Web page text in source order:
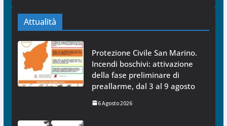
Attualità
Protezione Civile San Marino.
Incendi boschivi: attivazione
della fase preliminare di
preallarme, dal 3 al 9 agosto
6 Agosto 2026